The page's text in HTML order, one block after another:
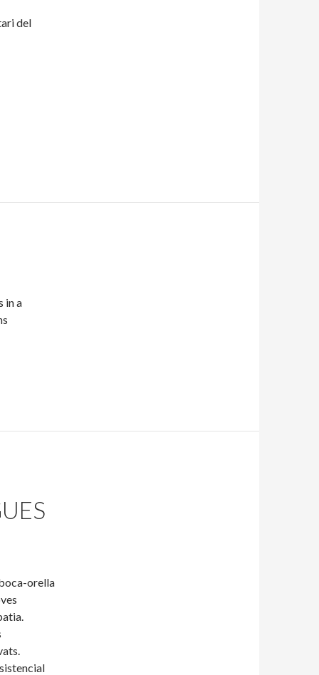
del
in a
orella